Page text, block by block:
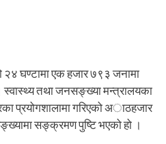
२४ घण्टामा एक हजार ७९३ जनामा
तथा जनसङ्ख्या मन्त्रालयका
प्रयोगशालामा गरिएको अाठहजार
सङ्क्रमण पुष्टि भएको हो ।